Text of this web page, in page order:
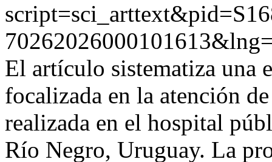
El artículo sistematiza una
focalizada en la atención
realizada en el hospital
Río Negro, Uruguay. La